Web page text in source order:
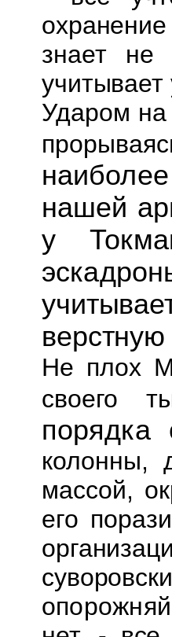
знает не
Ударом на
нашей
у
верстную
Не плох
своего
порядка
колонны,
массой,
его